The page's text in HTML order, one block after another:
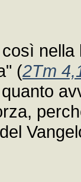
(2Tm